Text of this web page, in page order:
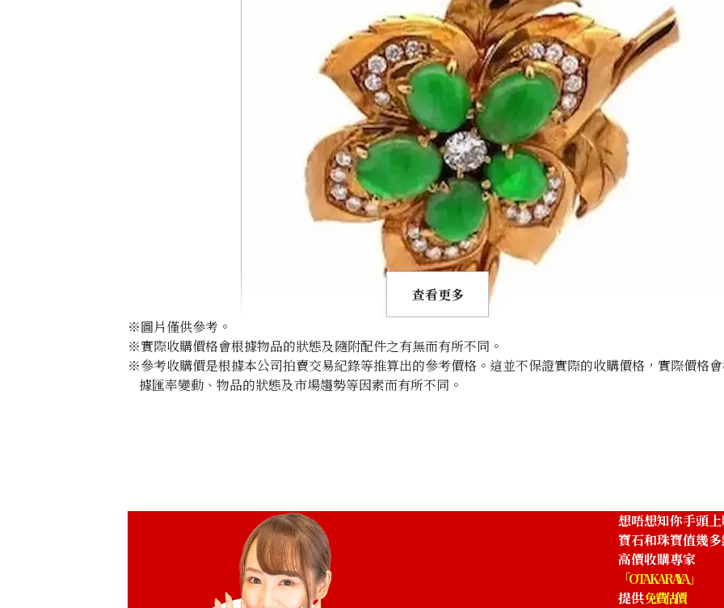
查看更多
※圖片僅供參考。
※實際收購價格會根據物品的狀態及隨附配件之有無而有所不同。
※參考收購價是根據本公司拍賣交易紀錄等推算出的參考價格。這並不保證實際的收購價格，實際價格
據匯率變動、物品的狀態及市場趨勢等因素而有所不同。
想唔想知你手頭
寶石和珠寶值幾
高價收購專家
「OTAKARAYA」
提供免費估價